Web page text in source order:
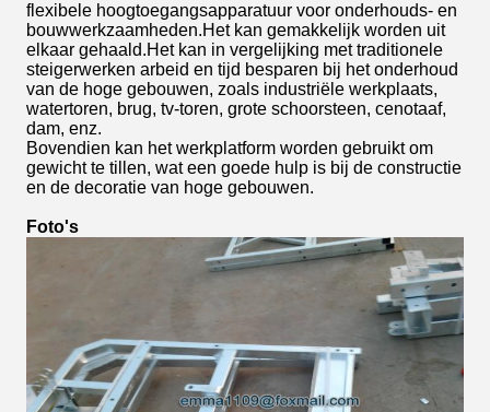
flexibele hoogtoegangsapparatuur voor onderhouds- en
bouwwerkzaamheden.Het kan gemakkelijk worden uit
elkaar gehaald.Het kan in vergelijking met traditionele
steigerwerken arbeid en tijd besparen bij het onderhoud
van de hoge gebouwen, zoals industriële werkplaats,
watertoren, brug, tv-toren, grote schoorsteen, cenotaaf,
dam, enz.
Bovendien kan het werkplatform worden gebruikt om
gewicht te tillen, wat een goede hulp is bij de constructie
en de decoratie van hoge gebouwen.
Foto's